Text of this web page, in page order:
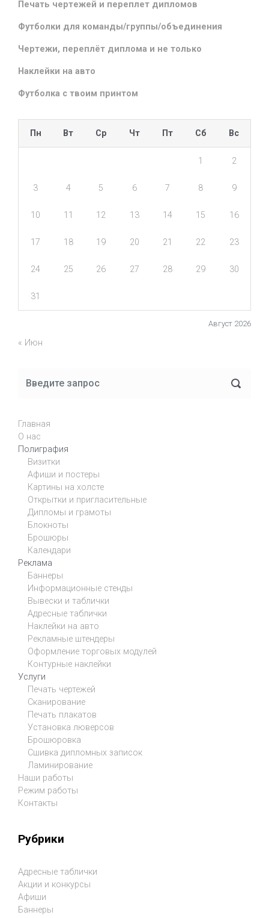
Печать чертежей и переплет дипломов
Футболки для команды/группы/объединения
Чертежи, переплёт диплома и не только
Наклейки на авто
Футболка с твоим принтом
Август 2026
Пн Вт Ср Чт Пт Сб Вс
1 2
3 4 5 6 7 8 9
10 11 12 13 14 15 16
17 18 19 20 21 22 23
24 25 26 27 28 29 30
31
« Июн
Главная
О нас
Полиграфия
Визитки
Афиши и постеры
Картины на холсте
Открытки и пригласительные
Дипломы и грамоты
Блокноты
Брошюры
Календари
Реклама
Баннеры
Информационные стенды
Вывески и таблички
Адресные таблички
Наклейки на авто
Рекламные штендеры
Оформление торговых модулей
Контурные наклейки
Услуги
Печать чертежей
Сканирование
Печать плакатов
Установка люверсов
Брошюровка
Сшивка дипломных записок
Ламинирование
Наши работы
Режим работы
Контакты
Рубрики
Адресные таблички
Акции и конкурсы
Афиши
Баннеры